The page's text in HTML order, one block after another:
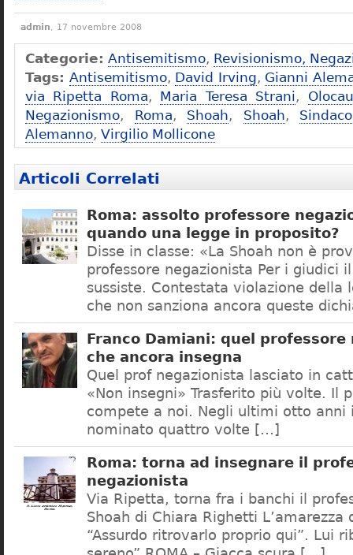
admin, 17 novembre 2008
Categorie: Antisemitismo, Revisionismo,
Tags: Antisemitismo, David Irving, Gianni
via Ripetta Roma, Maria Teresa Strani,
Negazionismo, Roma, Shoah, Shoah,
Alemanno, Virgilio Mollicone
Articoli Correlati
Roma: assolto professore
quando una legge in proposito?
Disse in classe: «La Shoah non è
professore negazionista Per i giudici
sussiste. Contestata violazione della
che non sanziona ancora queste
Franco Damiani: quel professore
che ancora insegna
Quel prof negazionista lasciato in
«Non insegni» Trasferito più volte. Il
compete a noi. Negli ultimi otto anni
nominato quattro volte […]
Roma: torna ad insegnare il
negazionista
Via Ripetta, torna fra i banchi il
Shoah di Chiara Righetti L’amarezza
“Assurdo ritrovarlo proprio qui”. Lui